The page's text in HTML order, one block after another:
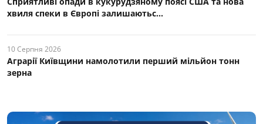
хвиля спеки в Європі залишаютьс...
10 Серпня 2026
Аграрії Київщини намолотили перший мільйон тонн
зерна